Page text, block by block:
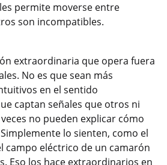
permite moverse entre
son incompatibles.
extraordinaria que opera fuera
No es que sean más
en el sentido
captan señales que otros ni
no pueden explicar cómo
lo sienten, como el
campo eléctrico de un camarón
Eso los hace extraordinarios en